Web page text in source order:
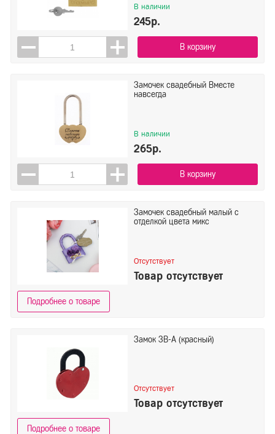
В наличии
245р.
В корзину
Замочек свадебный Вместе
навсегда
В наличии
265р.
В корзину
Замочек свадебный малый с
отделкой цвета микс
Отсутствует
Товар отсутствует
Подробнее о товаре
Замок ЗВ-А (красный)
Отсутствует
Товар отсутствует
Подробнее о товаре